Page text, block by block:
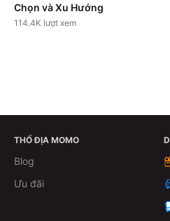
Chọn và Xu Hướng
114.4K lượt xem
Xem
THỔ ĐỊA MOMO
Blog
Ưu đãi